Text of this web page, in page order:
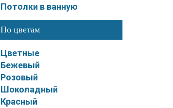
Потолки в ванную
По цветам
Цветные
Бежевый
Розовый
Шоколадный
Красный